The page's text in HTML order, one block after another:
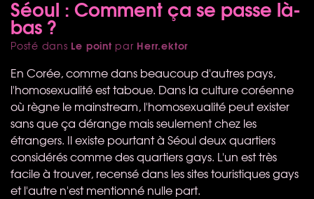
Séoul : Comment ça se passe là-
bas ?
Posté dans Le point par Herr.ektor
En Corée, comme dans beaucoup d'autres pays,
l'homosexualité est taboue. Dans la culture coréenne
où règne le mainstream, l'homosexualité peut exister
sans que ça dérange mais seulement chez les
étrangers. Il existe pourtant à Séoul deux quartiers
considérés comme des quartiers gays. L'un est très
facile à trouver, recensé dans les sites touristiques gays
et l'autre n'est mentionné nulle part.